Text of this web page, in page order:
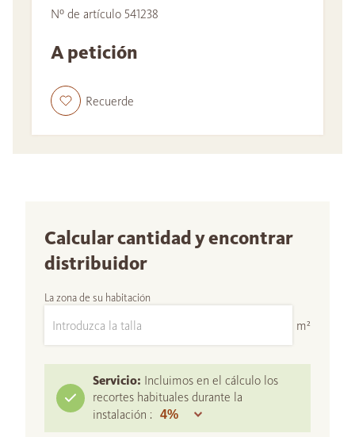
Nº de artículo 541238
A petición
Recuerde
Calcular cantidad y encontrar
distribuidor
La zona de su habitación
m²
Servicio: Incluimos en el cálculo los
recortes habituales durante la
instalación :